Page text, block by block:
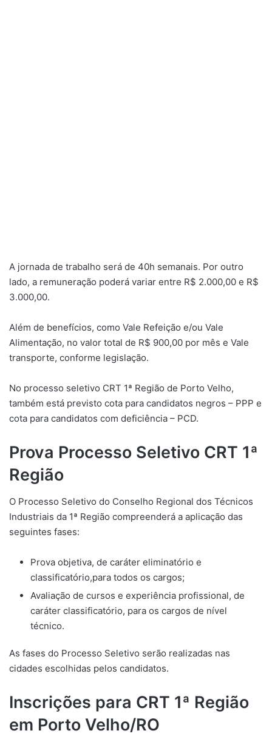
A jornada de trabalho será de 40h semanais. Por outro
lado, a remuneração poderá variar entre R$ 2.000,00 e R$
3.000,00.
Além de benefícios, como Vale Refeição e/ou Vale
Alimentação, no valor total de R$ 900,00 por mês e Vale
transporte, conforme legislação.
No processo seletivo CRT 1ª Região de Porto Velho,
também está previsto cota para candidatos negros – PPP e
cota para candidatos com deficiência – PCD.
Prova Processo Seletivo CRT 1ª
Região
O Processo Seletivo do Conselho Regional dos Técnicos
Industriais da 1ª Região compreenderá a aplicação das
seguintes fases:
Prova objetiva, de caráter eliminatório e
classificatório,para todos os cargos;
Avaliação de cursos e experiência profissional, de
caráter classificatório, para os cargos de nível
técnico.
As fases do Processo Seletivo serão realizadas nas
cidades escolhidas pelos candidatos.
Inscrições para CRT 1ª Região
em Porto Velho/RO